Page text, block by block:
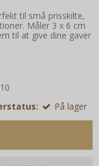
til små prisskilte,
Måler 3 x 6 cm
til at give dine gaver
På lager